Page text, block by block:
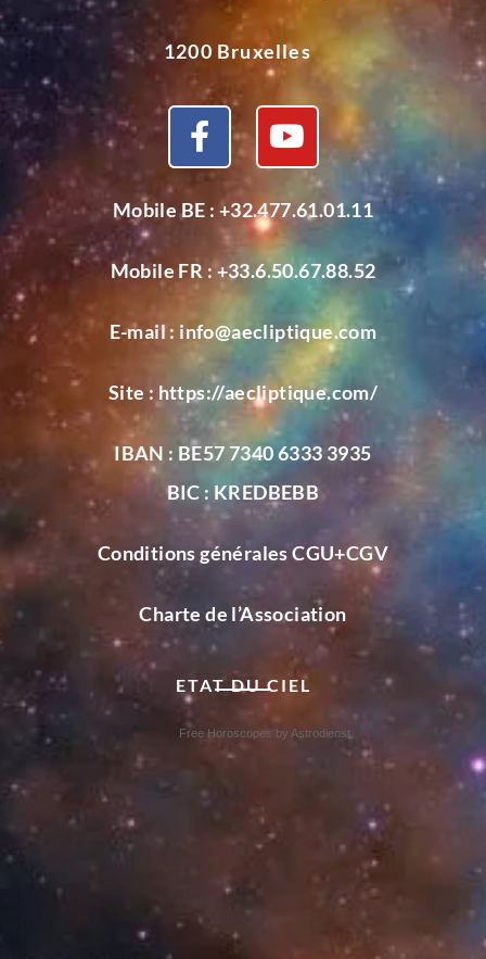
1200 Bruxelles
Mobile BE : +32.477.61.01.11
Mobile FR : +33.6.50.67.88.52
E-mail : info@aecliptique.com
Site : https://aecliptique.com/
IBAN : BE57 7340 6333 3935
BIC : KREDBEBB
Conditions générales CGU+CGV
Charte de l’Association
ETAT DU CIEL
Free Horoscopes by Astrodienst